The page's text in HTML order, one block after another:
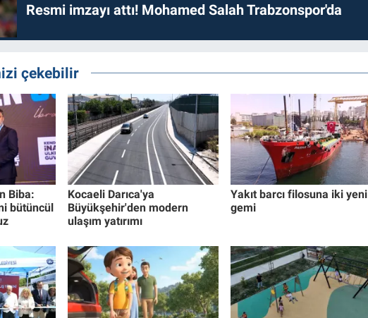
Resmi imzayı attı! Mohamed Salah Trabzonspor'da
çekebilir
Biba:
bütüncül
Kocaeli Darıca'ya
Büyükşehir'den modern
ulaşım yatırımı
Yakıt barcı filosuna iki yeni
gemi